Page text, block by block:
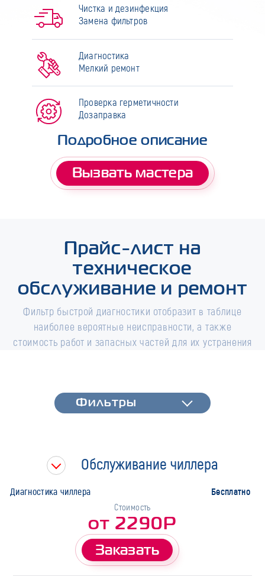
Чистка и дезинфекция
Замена фильтров
Диагностика
Мелкий ремонт
Проверка герметичности
Дозаправка
Подробное описание
Вызвать мастера
Прайс-лист на
техническое
обслуживание и ремонт
Фильтр быстрой диагностики отобразит в таблице
наиболее вероятные неисправности, а также
стоимость работ и запасных частей для их устранения
Фильтры
Марка
Фильтры
Обслуживание чиллера
Диагностика чиллера Бесплатно
Стоимость
от 2290Р
Заказать